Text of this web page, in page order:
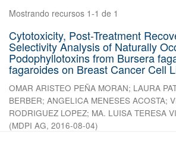
Mostrando recursos 1-1 de 1
Cytotoxicity, Post-Treatment
Selectivity Analysis of Naturally
Podophyllotoxins from Bursera
fagaroides on Breast Cancer Cell
OMAR ARISTEO PEÑA MORAN; LAURA
BERBER; ANGELICA MENESES ACOSTA;
RODRIGUEZ LOPEZ; MA. LUISA TERESA
(MDPI AG, 2016-08-04)